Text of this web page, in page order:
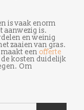
is vaak enorm
aanwezig is.
en weinig
zaaien van gras.
een offerte
kosten duidelijk
Om